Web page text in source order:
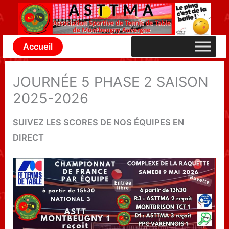
contenu
Accueil
JOURNÉE 5 PHASE 2 SAISON
2025-2026
SUIVEZ LES SCORES DE NOS ÉQUIPES EN
DIRECT